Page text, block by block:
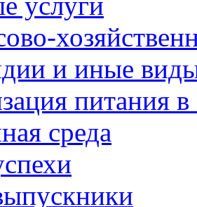
и иные
питания в
среда